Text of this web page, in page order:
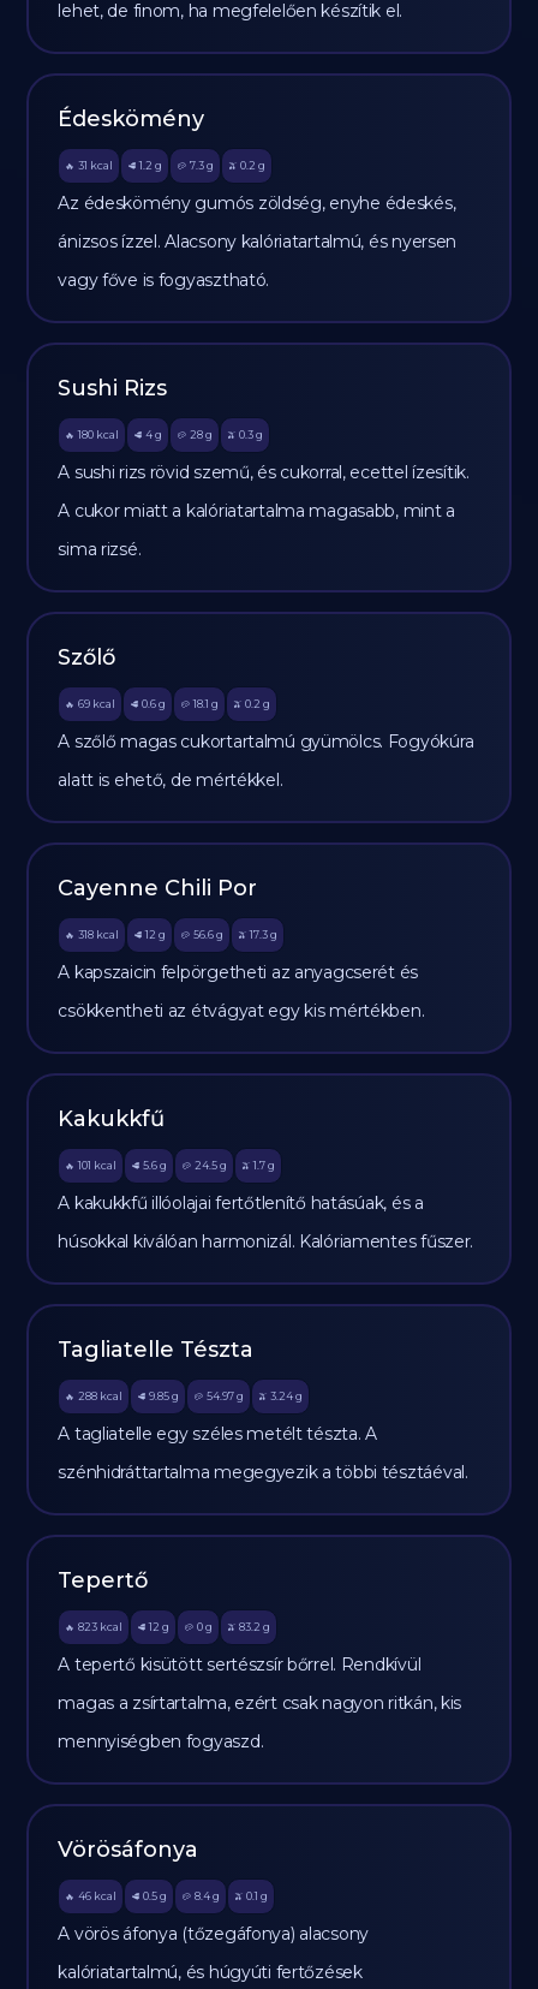
lehet, de finom, ha megfelelően készítik el.
Édeskömény
🔥 31 kcal 🥩 1.2 g 🥔 7.3g 🫒 0.2 g
Az édeskömény gumós zöldség, enyhe édeskés,
ánizsos ízzel. Alacsony kalóriatartalmú, és nyersen
vagy főve is fogyasztható.
Sushi Rizs
🔥 180 kcal 🥩 4 g 🥔 28g 🫒 0.3 g
A sushi rizs rövid szemű, és cukorral, ecettel ízesítik.
A cukor miatt a kalóriatartalma magasabb, mint a
sima rizsé.
Szőlő
🔥 69 kcal 🥩 0.6 g 🥔 18.1 g 🫒 0.2 g
A szőlő magas cukortartalmú gyümölcs. Fogyókúra
alatt is ehető, de mértékkel.
Cayenne Chili Por
🔥 318 kcal 🥩 12 g 🥔 56.6g 🫒 17.3 g
A kapszaicin felpörgetheti az anyagcserét és
csökkentheti az étvágyat egy kis mértékben.
Kakukkfű
🔥 101 kcal 🥩 5.6 g 🥔 24.5g 🫒 1.7 g
A kakukkfű illóolajai fertőtlenítő hatásúak, és a
húsokkal kiválóan harmonizál. Kalóriamentes fűszer.
Tagliatelle Tészta
🔥 288 kcal 🥩 9.85 g 🥔 54.97g 🫒 3.24 g
A tagliatelle egy széles metélt tészta. A
szénhidráttartalma megegyezik a többi tésztáéval.
Tepertő
🔥 823 kcal 🥩 12 g 🥔 0g 🫒 83.2 g
A tepertő kisütött sertészsír bőrrel. Rendkívül
magas a zsírtartalma, ezért csak nagyon ritkán, kis
mennyiségben fogyaszd.
Vörösáfonya
🔥 46 kcal 🥩 0.5 g 🥔 8.4g 🫒 0.1 g
A vörös áfonya (tőzegáfonya) alacsony
kalóriatartalmú, és húgyúti fertőzések